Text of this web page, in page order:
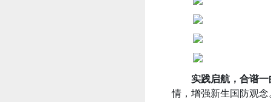
实践启航，合谱一
情，增强新生国防观